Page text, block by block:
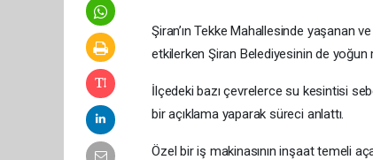
Şiran’ın Tekke Mahallesinde yaşanan
etkilerken Şiran Belediyesinin de
İlçedeki bazı çevrelerce su kesintisi
bir açıklama yaparak süreci anlattı.
Özel bir iş makinasının inşaat temeli